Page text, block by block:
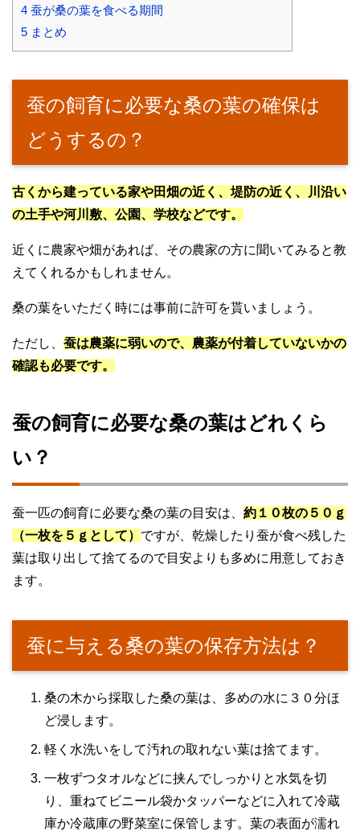
4 蚕が桑の葉を食べる期間
5 まとめ
蚕の飼育に必要な桑の葉の確保は
どうするの？
古くから建っている家や田畑の近く、堤防の近く、川沿い
の土手や河川敷、公園、学校などです。
近くに農家や畑があれば、その農家の方に聞いてみると教
えてくれるかもしれません。
桑の葉をいただく時には事前に許可を貰いましょう。
ただし、 蚕は農薬に弱いので、農薬が付着していないかの
確認も必要です。
蚕の飼育に必要な桑の葉はどれくら
い？
蚕一匹の飼育に必要な桑の葉の目安は、 約１０枚の５０ｇ
（一枚を５ｇとして） ですが、乾燥したり蚕が食べ残した
葉は取り出して捨てるので目安よりも多めに用意しておき
ます。
蚕に与える桑の葉の保存方法は？
桑の木から採取した桑の葉は、多めの水に３０分ほ
ど浸します。
軽く水洗いをして汚れの取れない葉は捨てます。
一枚ずつタオルなどに挟んでしっかりと水気を切
り、重ねてビニール袋かタッパーなどに入れて冷蔵
庫か冷蔵庫の野菜室に保管します。葉の表面が濡れ